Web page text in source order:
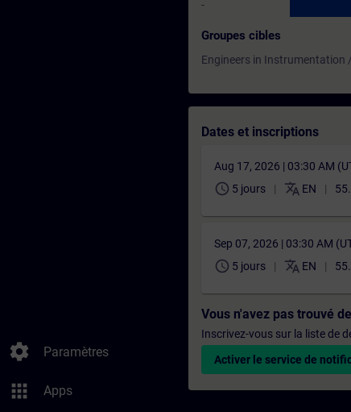
settings Paramètres
apps Apps
-
Groupes cibles
Engineers in Instrumentation
Dates et inscriptions
Aug 17, 2026 | 03:30 AM
schedule 5 jours translate EN
Sep 07, 2026 | 03:30 AM
schedule 5 jours translate EN
Vous n'avez pas trouvé
Inscrivez-vous sur la liste de
Activer le service de